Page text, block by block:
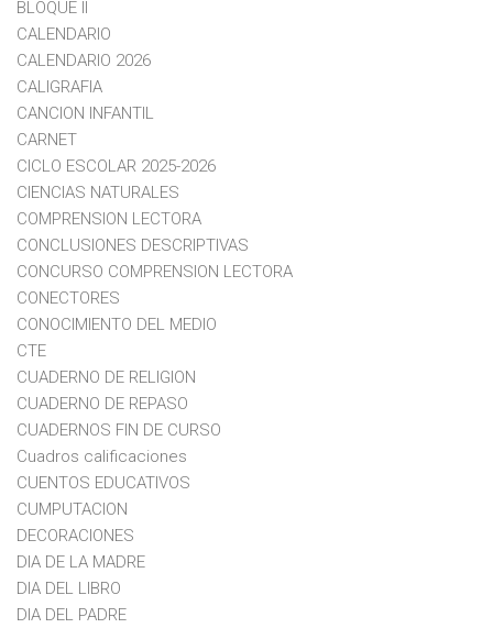
BLOQUE II
CALENDARIO
CALENDARIO 2026
CALIGRAFIA
CANCION INFANTIL
CARNET
CICLO ESCOLAR 2025-2026
CIENCIAS NATURALES
COMPRENSION LECTORA
CONCLUSIONES DESCRIPTIVAS
CONCURSO COMPRENSION LECTORA
CONECTORES
CONOCIMIENTO DEL MEDIO
CTE
CUADERNO DE RELIGION
CUADERNO DE REPASO
CUADERNOS FIN DE CURSO
Cuadros calificaciones
CUENTOS EDUCATIVOS
CUMPUTACION
DECORACIONES
DIA DE LA MADRE
DIA DEL LIBRO
DIA DEL PADRE